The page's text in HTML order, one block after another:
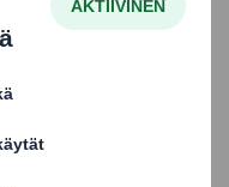
jonka
lastentuotteissa,
ja kotitalouksissa.